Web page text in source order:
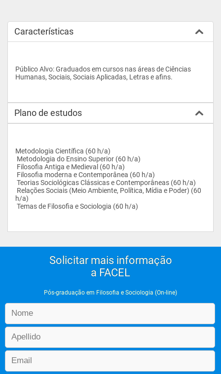
Características
Público Alvo: Graduados em cursos nas áreas de Ciências
Humanas, Sociais, Sociais Aplicadas, Letras e afins.
Plano de estudos
Metodologia Científica (60 h/a)
Metodologia do Ensino Superior (60 h/a)
Filosofia Antiga e Medieval (60 h/a)
Filosofia moderna e Contemporânea (60 h/a)
Teorias Sociológicas Clássicas e Contemporâneas (60 h/a)
h/a)
Temas de Filosofia e Sociologia (60 h/a)
Solicitar mais informação
a FACEL
Pós-graduação em Filosofia e Sociologia (On-line)